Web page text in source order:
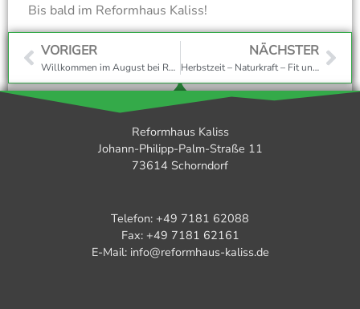
Bis bald im Reformhaus Kaliss!
Dein Reformhaus Kaliss Team
VORIGER
Willkommen im August bei Reformhaus Kaliss!
NÄCHSTER
Herbstzeit – Naturkraft – Fit und beweglich bleiben
Reformhaus Kaliss
Johann-Philipp-Palm-Straße 11
73614 Schorndorf
Telefon: +49 7181 62088
Fax: +49 7181 62161
E-Mail: info@reformhaus-kaliss.de